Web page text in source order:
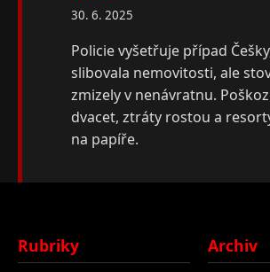
30. 6. 2025
Policie vyšetřuje případ
slibovala nemovitosti, ale
zmizely v nenávratnu.
dvacet, ztráty rostou a
na papíře.
Rubriky Archiv